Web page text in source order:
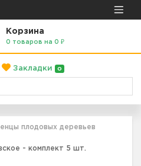
Корзина
0 товаров на 0 ₽
Закладки 0
плодовых деревьев
- комплект 5 шт.